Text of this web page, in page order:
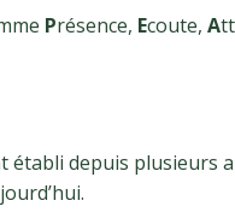
Présence, Ecoute, A
depuis plusieurs